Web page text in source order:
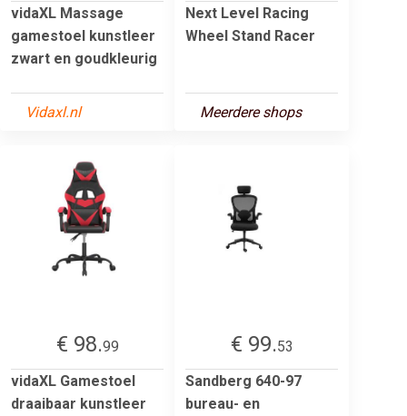
vidaXL Massage
gamestoel kunstleer
zwart en goudkleurig
Vidaxl.nl
Next Level Racing
Wheel Stand Racer
Meerdere shops
€ 98.99
vidaXL Gamestoel
draaibaar kunstleer
€ 99.53
Sandberg 640-97
bureau- en